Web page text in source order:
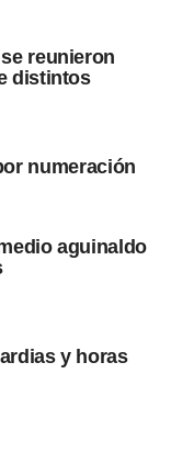
reunieron
distintos
numeración
aguinaldo
y horas